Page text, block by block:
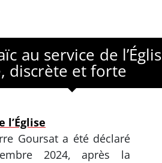
au service de
discrète et forte
l’Église
Goursat a été déclaré
2024, après la